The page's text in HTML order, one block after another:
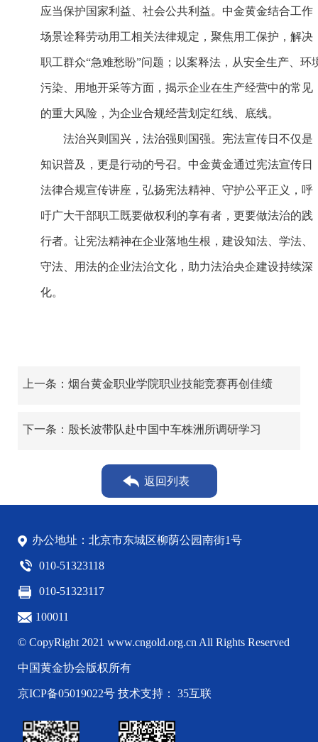
应当保护国家利益、社会公共利益。中金黄金结合工作
场景诠释劳动用工相关法律规定，聚焦用工保护，解决
职工群众“急难愁盼”问题；以案释法，从安全生产、环
污染、用地开采等方面，揭示企业在生产经营中的常见
的重大风险，为企业合规经营划定红线、底线。
法治兴则国兴，法治强则国强。宪法宣传日不仅是
知识普及，更是行动的号召。中金黄金通过宪法宣传日
法律合规宣传讲座，弘扬宪法精神、守护公平正义，呼
吁广大干部职工既要做权利的享有者，更要做法治的践
行者。让宪法精神在企业落地生根，建设知法、学法、
守法、用法的企业法治文化，助力法治央企建设持续深
化。
上一条：烟台黄金职业学院职业技能竞赛再创佳绩
下一条：殷长波带队赴中国中车株洲所调研学习
返回列表
办公地址：北京市东城区柳荫公园南街1号
010-51323118
010-51323117
100011
© CopyRight 2021 www.cngold.org.cn All Rights Reserved
中国黄金协会版权所有
京ICP备05019022号技术支持： 35互联